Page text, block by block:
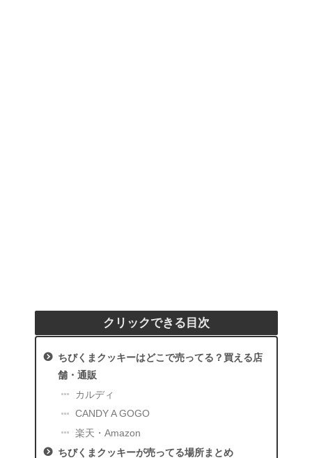
クリックできる目次
ちびくまクッキーはどこで売ってる？買える店
舗・通販
カルディ
CANDY A GOGO
楽天・Amazon
ちびくまクッキーが売ってる場所まとめ